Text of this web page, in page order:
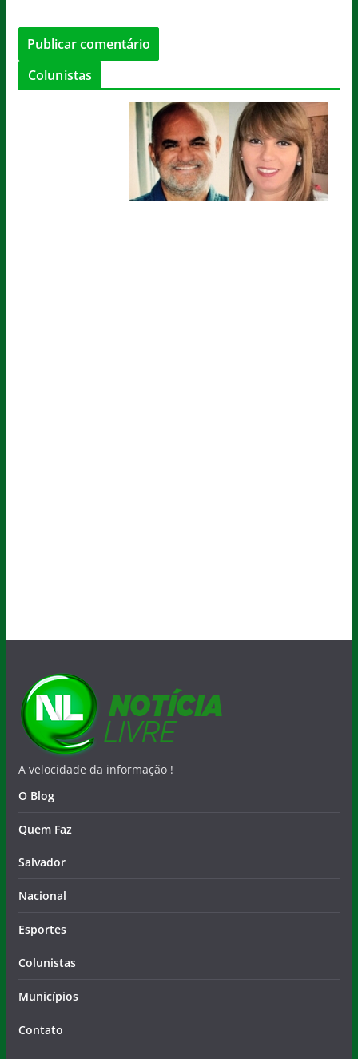
Colunistas
A velocidade da informação !
O Blog
Quem Faz
Salvador
Nacional
Esportes
Colunistas
Municípios
Contato